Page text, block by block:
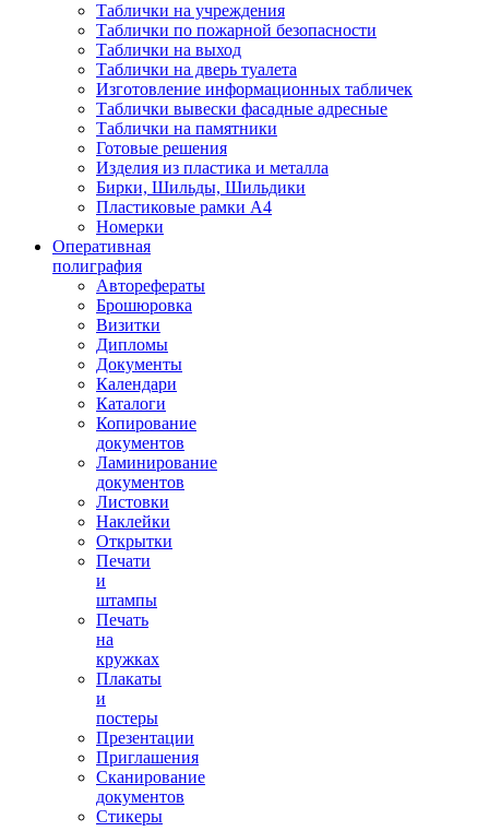
Таблички на учреждения
Таблички по пожарной безопасности
Таблички на выход
Таблички на дверь туалета
Изготовление информационных табличек
Таблички вывески фасадные адресные
Таблички на памятники
Готовые решения
Изделия из пластика и металла
Бирки, Шильды, Шильдики
Пластиковые рамки А4
Номерки
Оперативная
полиграфия
Авторефераты
Брошюровка
Визитки
Дипломы
Документы
Календари
Каталоги
Копирование
документов
Ламинирование
документов
Листовки
Наклейки
Открытки
Печати
и
штампы
Печать
на
кружках
Плакаты
и
постеры
Презентации
Приглашения
Сканирование
документов
Стикеры